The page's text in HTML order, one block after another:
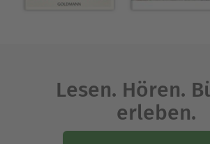
Lesen. Hören.
erleben.